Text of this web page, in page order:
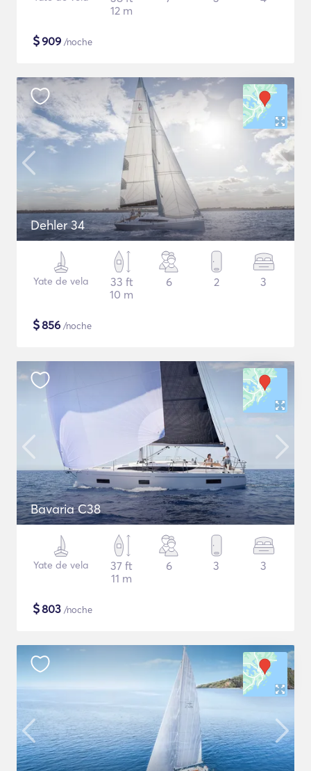
12 m
$909 /noche
Dehler 34
Yate de vela
33 ft
10 m
6 2 3
$856 /noche
Bavaria C38
Yate de vela
37 ft
11 m
6 3 3
$803 /noche